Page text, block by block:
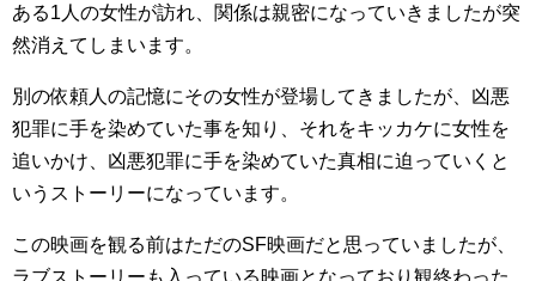
ある1人の女性が訪れ、関係は親密になっていきましたが突
然消えてしまいます。
別の依頼人の記憶にその女性が登場してきましたが、凶悪
犯罪に手を染めていた事を知り、それをキッカケに女性を
追いかけ、凶悪犯罪に手を染めていた真相に迫っていくと
いうストーリーになっています。
この映画を観る前はただのSF映画だと思っていましたが、
ラブストーリーも入っている映画となっており観終わった